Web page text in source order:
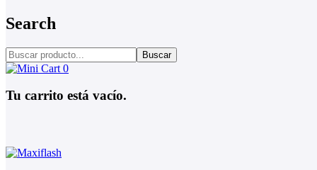
Search
Buscar
0
Tu carrito está vacío.